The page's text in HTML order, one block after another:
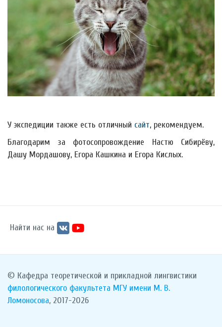
У экспедиции также есть отличный сайт, рекомендуем.
Благодарим за фотосопровождение Настю Сибирёву,
Дашу Мордашову, Егора Кашкина и Егора Кислых.
Найти нас на
© Кафедра теоретической и прикладной лингвистики
филологического факультета МГУ имени М. В.
Ломоносова, 2017-2026